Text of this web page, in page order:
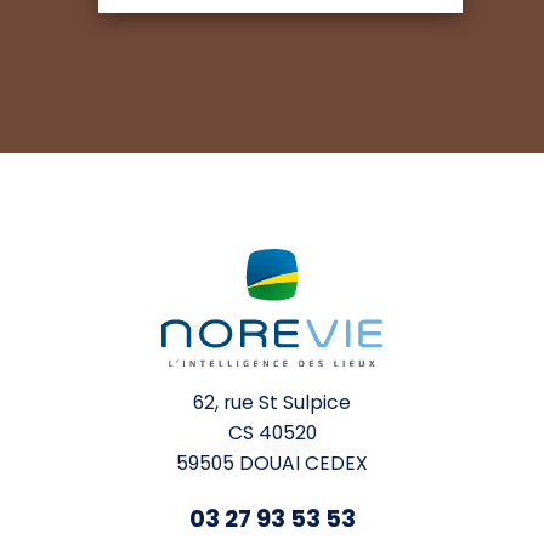
62, rue St Sulpice
CS 40520
59505 DOUAI CEDEX
03 27 93 53 53